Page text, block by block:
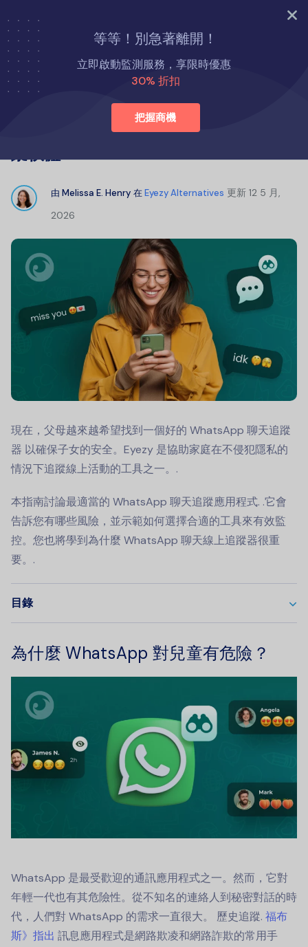
立即試用
等等！別急著離開！
立即啟動監測服務，享限時優惠
30% 折扣
把握商機
首頁
Eyezy 替代方案
最適合父母的線上 WhatsApp 聊天追蹤軟體
最適合父母的線上 WhatsApp 聊天追
由 Melissa E. Henry 在Eyezy Alternatives 更新 12 5 月,
2026
現在，父母越來越希望找到一個好的 WhatsApp 聊天追蹤
器 以確保子女的安全。Eyezy 是協助家庭在不侵犯隱私的
情況下追蹤線上活動的工具之一。.
本指南討論最適當的 WhatsApp 聊天追蹤應用程式. .它會
告訴您有哪些風險，並示範如何選擇合適的工具來有效監
控。您也將學到為什麼 WhatsApp 聊天線上追蹤器很重
要。.
目錄
為什麼 WhatsApp 對兒童有危險？
WhatsApp 是最受歡迎的通訊應用程式之一。然而，它對
年輕一代也有其危險性。從不知名的連絡人到秘密對話的時
代，人們對 WhatsApp 的需求一直很大。
歷史追蹤. 福布
斯》指出 訊息應用程式是網路欺凌和網路詐欺的常用手